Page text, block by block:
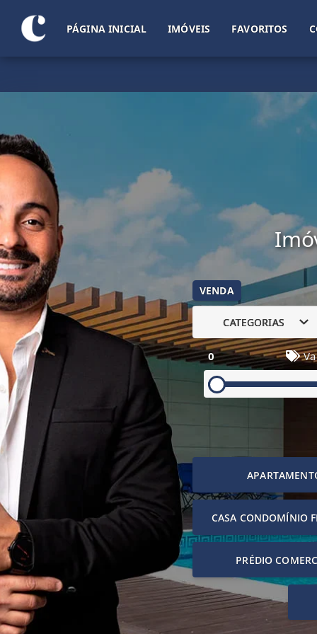
PÁGINA INICIAL IMÓVEIS FAVORITOS
VENDA
CATEGORIAS
0
CASA CONDOMÍNIO
PRÉDIO